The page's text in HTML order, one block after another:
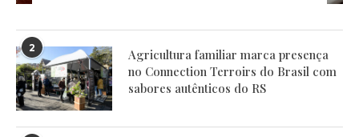
2
Agricultura familiar marca presença
no Connection Terroirs do Brasil com
sabores autênticos do RS